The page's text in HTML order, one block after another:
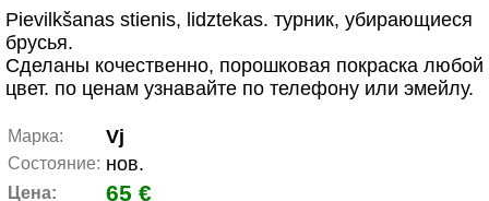
Pievilkšanas stienis, lidztekas. турник, убирающиеся
брусья.
Сделаны кочественно, порошковая покраска любой
цвет. по ценам узнавайте по телефону или эмейлу.
Марка: Vj
Состояние: нов.
Цена: 65 €